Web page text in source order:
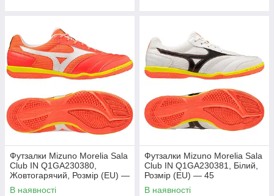
Футзалки Mizuno Morelia Sala
Club IN Q1GA230380,
Жовтогарячий, Розмір (EU) —
44.5
В наявності
Футзалки Mizuno Morelia Sala
Club IN Q1GA230381, Білий,
Розмір (EU) — 45
В наявності